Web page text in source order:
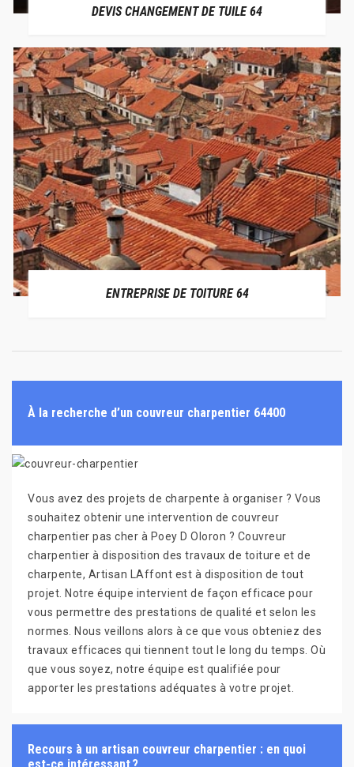
DEVIS CHANGEMENT DE TUILE 64
ENTREPRISE DE TOITURE 64
À la recherche d’un couvreur charpentier 64400
Vous avez des projets de charpente à organiser ? Vous
souhaitez obtenir une intervention de couvreur
charpentier pas cher à Poey D Oloron ? Couvreur
charpentier à disposition des travaux de toiture et de
charpente, Artisan LAffont est à disposition de tout
projet. Notre équipe intervient de façon efficace pour
vous permettre des prestations de qualité et selon les
normes. Nous veillons alors à ce que vous obteniez des
travaux efficaces qui tiennent tout le long du temps. Où
que vous soyez, notre équipe est qualifiée pour
apporter les prestations adéquates à votre projet.
Recours à un artisan couvreur charpentier : en quoi